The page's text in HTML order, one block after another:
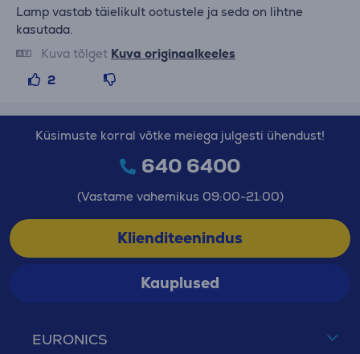
Lamp vastab täielikult ootustele ja seda on lihtne
kasutada.
Kuva tõlget Kuva originaalkeeles
2
EURONICS
Küsimuste korral võtke meiega julgesti ühendust!
640 6400
(Vastame vahemikus 09:00-21:00)
Klienditeenindus
Kauplused